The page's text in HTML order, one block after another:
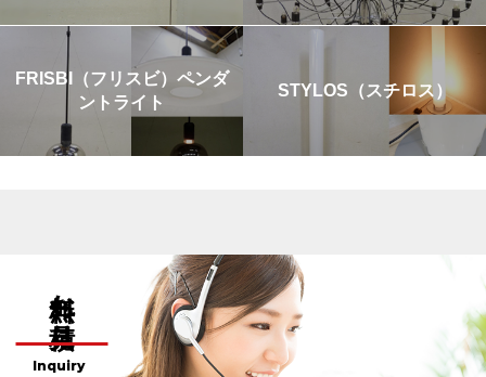
FRISBI（フリスビ）ペンダ
ントライト
STYLOS（スチロス）
無料お見積り
Inquiry